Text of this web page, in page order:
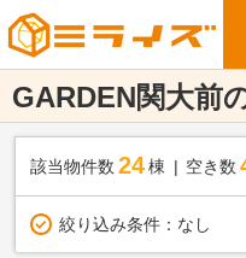
GARDEN関大前
該当物件数 24棟 空き数
絞り込み条件： なし